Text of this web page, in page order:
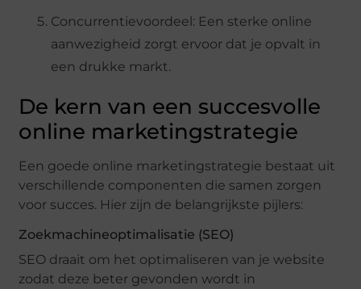
Concurrentievoordeel: Een sterke online
aanwezigheid zorgt ervoor dat je opvalt in
een drukke markt.
De kern van een succesvolle
online marketingstrategie
Een goede online marketingstrategie bestaat uit
verschillende componenten die samen zorgen
voor succes. Hier zijn de belangrijkste pijlers:
Zoekmachineoptimalisatie (SEO)
SEO draait om het optimaliseren van je website
zodat deze beter gevonden wordt in